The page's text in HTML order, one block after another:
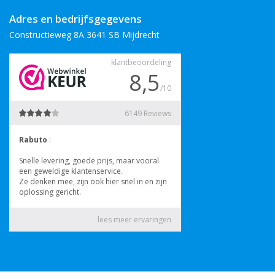
Adres en bedrijfsgegevens
Constructieweg 8A 3641 SB Mijdrecht